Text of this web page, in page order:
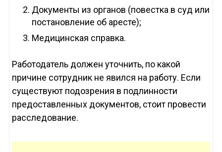
Документы из органов (повестка в суд или
постановление об аресте);
Медицинская справка.
Работодатель должен уточнить, по какой
причине сотрудник не явился на работу. Если
существуют подозрения в подлинности
предоставленных документов, стоит провести
расследование.